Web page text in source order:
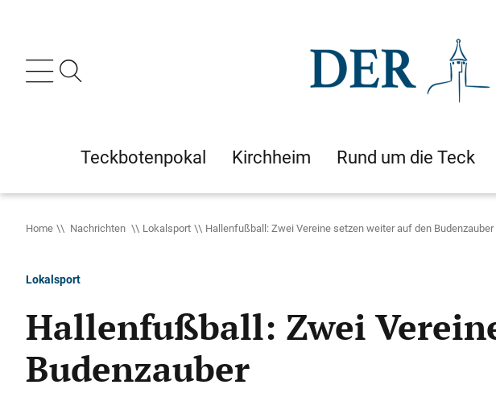
Teckbotenpokal Kirchheim Rund um die Teck
Home Nachrichten Lokalsport Hallenfußball: Zwei Vereine setzen weiter auf den Budenzauber
Lokalsport
Hallenfußball: Zwei
Budenzauber